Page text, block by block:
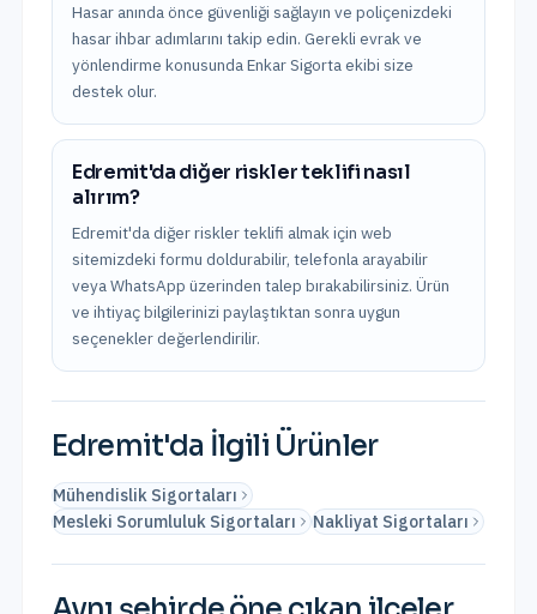
Hasar anında önce güvenliği sağlayın ve poliçenizdeki
hasar ihbar adımlarını takip edin. Gerekli evrak ve
yönlendirme konusunda Enkar Sigorta ekibi size
destek olur.
Edremit'da diğer riskler teklifi nasıl
alırım?
Edremit'da diğer riskler teklifi almak için web
sitemizdeki formu doldurabilir, telefonla arayabilir
veya WhatsApp üzerinden talep bırakabilirsiniz. Ürün
ve ihtiyaç bilgilerinizi paylaştıktan sonra uygun
seçenekler değerlendirilir.
Edremit'da İlgili Ürünler
Mühendislik Sigortaları
Mesleki Sorumluluk Sigortaları
Nakliyat Sigortaları